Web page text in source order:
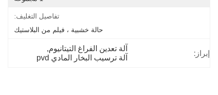
تفاصيل التغليف:
حالة خشبية ، فيلم من البلاستيك
إبراز:
آلة تعدين الفراغ التيتانيوم,
آلة ترسيب البخار المادي pvd